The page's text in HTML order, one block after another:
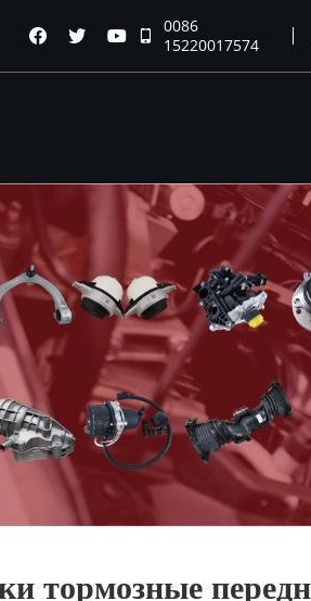
   
0086
15220017574
тормозные